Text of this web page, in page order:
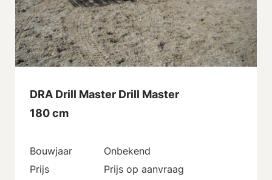
DRA Drill Master Drill Master
180 cm
Bouwjaar
Onbekend
Prijs
Prijs op aanvraag